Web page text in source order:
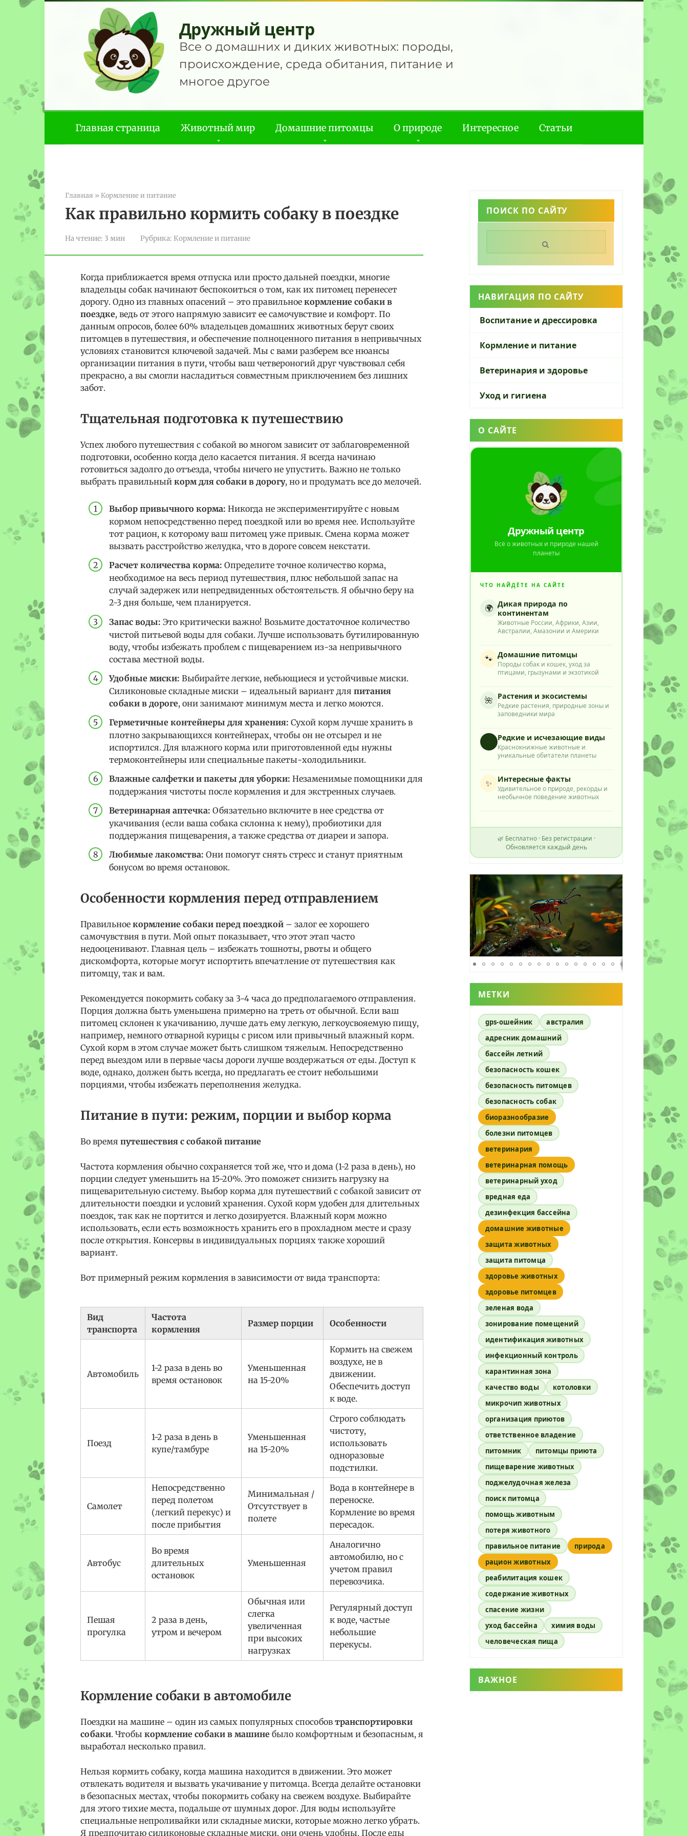
Перейти
Дружный центр
Все о домашних и диких животных: породы,
происхождение, среда обитания, питание и
многое другое
Главная страница Животный мир Домашние питомцы О природе Интересное Статьи
Главная » Кормление и питание
Как правильно кормить собаку в поездке
На чтение: 3 мин Рубрика: Кормление и питание
Когда приближается время отпуска или просто дальней поездки, многие
владельцы собак начинают беспокоиться о том, как их питомец перенесет
дорогу. Одно из главных опасений – это правильное кормление собаки в
поездке, ведь от этого напрямую зависит ее самочувствие и комфорт. По
данным опросов, более 60% владельцев домашних животных берут своих
питомцев в путешествия, и обеспечение полноценного питания в непривычных
условиях становится ключевой задачей. Мы с вами разберем все нюансы
организации питания в пути, чтобы ваш четвероногий друг чувствовал себя
прекрасно, а вы смогли насладиться совместным приключением без лишних
забот.
Тщательная подготовка к путешествию
Успех любого путешествия с собакой во многом зависит от заблаговременной
подготовки, особенно когда дело касается питания. Я всегда начинаю
готовиться задолго до отъезда, чтобы ничего не упустить. Важно не только
выбрать правильный корм для собаки в дорогу, но и продумать все до мелочей.
Выбор привычного корма: Никогда не экспериментируйте с новым
кормом непосредственно перед поездкой или во время нее. Используйте
тот рацион, к которому ваш питомец уже привык. Смена корма может
вызвать расстройство желудка, что в дороге совсем некстати.
Расчет количества корма: Определите точное количество корма,
необходимое на весь период путешествия, плюс небольшой запас на
случай задержек или непредвиденных обстоятельств. Я обычно беру на
2-3 дня больше, чем планируется.
Запас воды: Это критически важно! Возьмите достаточное количество
чистой питьевой воды для собаки. Лучше использовать бутилированную
воду, чтобы избежать проблем с пищеварением из-за непривычного
состава местной воды.
Удобные миски: Выбирайте легкие, небьющиеся и устойчивые миски.
Силиконовые складные миски – идеальный вариант для питания
собаки в дороге, они занимают минимум места и легко моются.
Герметичные контейнеры для хранения: Сухой корм лучше хранить в
плотно закрывающихся контейнерах, чтобы он не отсырел и не
испортился. Для влажного корма или приготовленной еды нужны
термоконтейнеры или специальные пакеты-холодильники.
Влажные салфетки и пакеты для уборки: Незаменимые помощники для
поддержания чистоты после кормления и для экстренных случаев.
Ветеринарная аптечка: Обязательно включите в нее средства от
укачивания (если ваша собака склонна к нему), пробиотики для
поддержания пищеварения, а также средства от диареи и запора.
Любимые лакомства: Они помогут снять стресс и станут приятным
бонусом во время остановок.
Особенности кормления перед отправлением
Правильное кормление собаки перед поездкой – залог ее хорошего
самочувствия в пути. Мой опыт показывает, что этот этап часто
недооценивают. Главная цель – избежать тошноты, рвоты и общего
дискомфорта, которые могут испортить впечатление от путешествия как
питомцу, так и вам.
Рекомендуется покормить собаку за 3-4 часа до предполагаемого отправления.
Порция должна быть уменьшена примерно на треть от обычной. Если ваш
питомец склонен к укачиванию, лучше дать ему легкую, легкоусвояемую пищу,
например, немного отварной курицы с рисом или привычный влажный корм.
Сухой корм в этом случае может быть слишком тяжелым. Непосредственно
перед выездом или в первые часы дороги лучше воздержаться от еды. Доступ к
воде, однако, должен быть всегда, но предлагать ее стоит небольшими
порциями, чтобы избежать переполнения желудка.
Питание в пути: режим, порции и выбор корма
Во время путешествия с собакой питание
Частота кормления обычно сохраняется той же, что и дома (1-2 раза в день), но
порции следует уменьшить на 15-20%. Это поможет снизить нагрузку на
пищеварительную систему. Выбор корма для путешествий с собакой зависит от
длительности поездки и условий хранения. Сухой корм удобен для длительных
поездок, так как не портится и легко дозируется. Влажный корм можно
использовать, если есть возможность хранить его в прохладном месте и сразу
после открытия. Консервы в индивидуальных порциях также хороший
вариант.
Вот примерный режим кормления в зависимости от вида транспорта:
Вид
транспорта
Частота
кормления
Размер порции Особенности
Автомобиль
1-2 раза в день во
время остановок
Уменьшенная
на 15-20%
Кормить на свежем
воздухе, не в
движении.
Обеспечить доступ
к воде.
Поезд
1-2 раза в день в
купе/тамбуре
Уменьшенная
на 15-20%
Строго соблюдать
чистоту,
использовать
одноразовые
подстилки.
Самолет
Непосредственно
перед полетом
(легкий перекус) и
после прибытия
Минимальная /
Отсутствует в
полете
Вода в контейнере в
переноске.
Кормление во время
пересадок.
Автобус
Во время
длительных
остановок
Уменьшенная
Аналогично
автомобилю, но с
учетом правил
перевозчика.
Пешая
прогулка
2 раза в день,
утром и вечером
Обычная или
слегка
увеличенная
при высоких
нагрузках
Регулярный доступ
к воде, частые
небольшие
перекусы.
Кормление собаки в автомобиле
Поездки на машине – один из самых популярных способов транспортировки
собаки. Чтобы кормление собаки в машине было комфортным и безопасным, я
выработал несколько правил.
Нельзя кормить собаку, когда машина находится в движении. Это может
отвлекать водителя и вызвать укачивание у питомца. Всегда делайте остановки
в безопасных местах, чтобы покормить собаку на свежем воздухе. Выбирайте
для этого тихие места, подальше от шумных дорог. Для воды используйте
специальные непроливайки или складные миски, которые можно легко убрать.
Я предпочитаю силиконовые складные миски, они очень удобны. После еды
ПОИСК ПО САЙТУ
НАВИГАЦИЯ ПО САЙТУ
Воспитание и дрессировка
Кормление и питание
Ветеринария и здоровье
Уход и гигиена
О САЙТЕ
Дружный центр
Всё о животных и природе нашей
планеты
ЧТО НАЙДЁТЕ НА САЙТЕ
🌍 Дикая природа по
континентам
Животные России, Африки, Азии,
Австралии, Амазонии и Америки
🐾 Домашние питомцы
Породы собак и кошек, уход за
птицами, грызунами и экзотикой
🌺 Растения и экосистемы
Редкие растения, природные зоны и
заповедники мира
⭐ Редкие и исчезающие виды
Краснокнижные животные и
уникальные обитатели планеты
✨ Интересные факты
Удивительное о природе, рекорды и
необычное поведение животных
🌿 Бесплатно · Без регистрации ·
Обновляется каждый день
МЕТКИ
gps-ошейник
австралия
адресник домашний
бассейн летний
безопасность кошек
безопасность питомцев
безопасность собак
биоразнообразие
болезни питомцев
ветеринария
ветеринарная помощь
ветеринарный уход
вредная еда
дезинфекция бассейна
домашние животные
защита животных
защита питомца
здоровье животных
здоровье питомцев
зеленая вода
зонирование помещений
идентификация животных
инфекционный контроль
карантинная зона
качество воды
котоловки
микрочип животных
организация приютов
ответственное владение
питомник
питомцы приюта
пищеварение животных
поджелудочная железа
поиск питомца
помощь животным
потеря животного
правильное питание
природа
рацион животных
реабилитация кошек
содержание животных
спасение жизни
уход бассейна
химия воды
человеческая пища
ВАЖНОЕ